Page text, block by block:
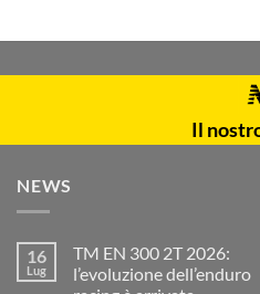
Il
NEWS
16
Lug
TM EN 300 2T 2026:
l’evoluzione dell’enduro